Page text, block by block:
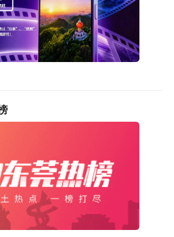
服咨询反馈，或关注东莞通微信公众
或致电客服热线960163咨询了解。